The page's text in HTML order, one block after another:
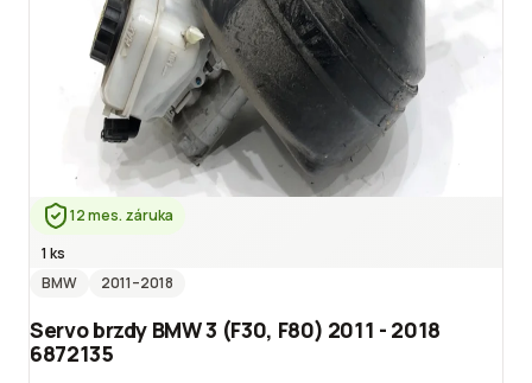
12 mes. záruka
1 ks
BMW
2011–2018
Servo brzdy BMW 3 (F30, F80) 2011 - 2018
6872135